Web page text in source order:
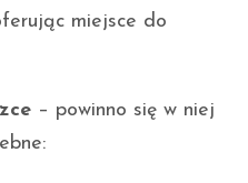
miejsce do
– powinno się w niej